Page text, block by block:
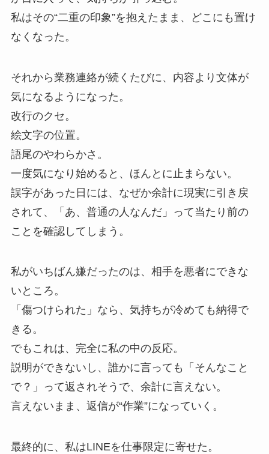
私はその“二重の印象”を抱えたまま、どこにも置け
なくなった。
それから業務連絡が続くたびに、内容より文体が
気になるようになった。
改行のクセ。
絵文字の位置。
語尾のやわらかさ。
一度気になり始めると、ほんとに止まらない。
誤字があった日には、なぜか余計に現実に引き戻
されて、「あ、普通の人なんだ」って当たり前の
ことを確認してしまう。
私がいちばん嫌だったのは、相手を悪者にできな
いところ。
「傷つけられた」なら、気持ちが冷めても納得で
きる。
でもこれは、完全に私の中の反応。
説明ができないし、誰かに言っても「そんなこと
で？」って返されそうで、余計に言えない。
言えないまま、返信が“作業”になっていく。
最終的に、私はLINEを仕事限定に寄せた。